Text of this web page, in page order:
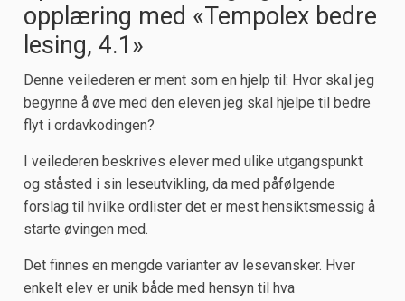
opplæring med «Tempolex bedre
lesing, 4.1»
Denne veilederen er ment som en hjelp til: Hvor skal jeg
begynne å øve med den eleven jeg skal hjelpe til bedre
flyt i ordavkodingen?
I veilederen beskrives elever med ulike utgangspunkt
og ståsted i sin leseutvikling, da med påfølgende
forslag til hvilke ordlister det er mest hensiktsmessig å
starte øvingen med.
Det finnes en mengde varianter av lesevansker. Hver
enkelt elev er unik både med hensyn til hva